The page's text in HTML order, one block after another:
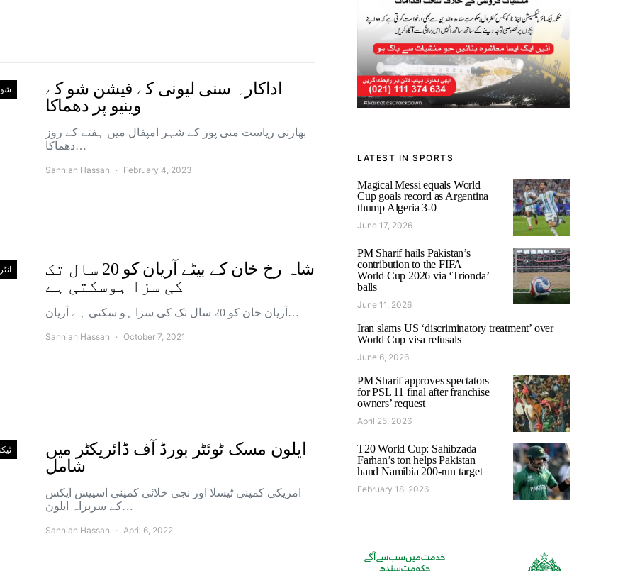
اداکارہ سنی لیونی کے فیشن شو کے
وینیو پر دھماکا
بھارتی ریاست منی پور کے شہر امپفال میں ہفتے کے روز
دھماکا…
Sanniah Hassan February 4, 2023
شاہ رخ خان کے بیٹے آریان کو 20 سال تک
کی سزا ہوسکتی ہے
آریان خان کو 20 سال تک کی سزا ہو سکتی ہے آریان…
Sanniah Hassan October 7, 2021
ایلون مسک ٹوئٹر بورڈ آف ڈائریکٹر میں
شامل
امریکی کمپنی ٹیسلا اور نجی خلائی کمپنی اسپیس ایکس
کے سربراہ ایلون…
Sanniah Hassan April 6, 2022
LATEST IN SPORTS
Magical Messi equals World
Cup goals record as Argentina
thump Algeria 3-0
June 17, 2026
PM Sharif hails Pakistan’s
contribution to the FIFA
World Cup 2026 via ‘Trionda’
balls
June 11, 2026
Iran slams US ‘discriminatory treatment’ over
World Cup visa refusals
June 6, 2026
PM Sharif approves spectators
for PSL 11 final after franchise
owners’ request
April 25, 2026
T20 World Cup: Sahibzada
Farhan’s ton helps Pakistan
hand Namibia 200-run target
February 18, 2026